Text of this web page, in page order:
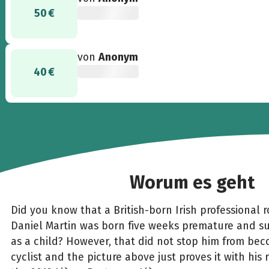
50 €
40 €
vonAnonym
Worum es geht
Did you know that a British-born Irish professional
Daniel Martin was born five weeks premature and
as a child? However, that did not stop him from
cyclist and the picture above just proves it with his